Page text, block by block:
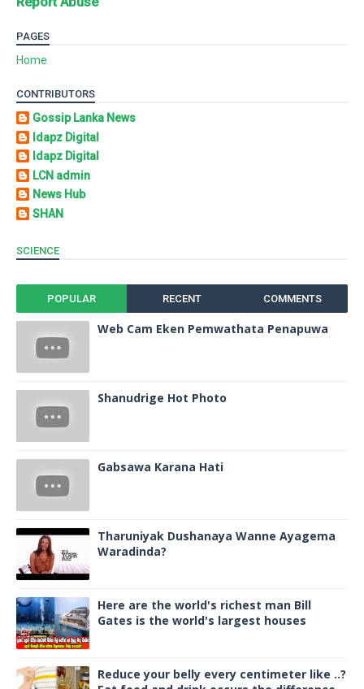
PAGES
Home
CONTRIBUTORS
Gossip Lanka News
Idapz Digital
Idapz Digital
LCN admin
News Hub
SHAN
SCIENCE
POPULAR RECENT COMMENTS
Web Cam Eken Pemwathata Penapuwa
Shanudrige Hot Photo
Gabsawa Karana Hati
Tharuniyak Dushanaya Wanne Ayagema
Waradinda?
Here are the world's richest man Bill
Gates is the world's largest houses
Reduce your belly every centimeter like ..?